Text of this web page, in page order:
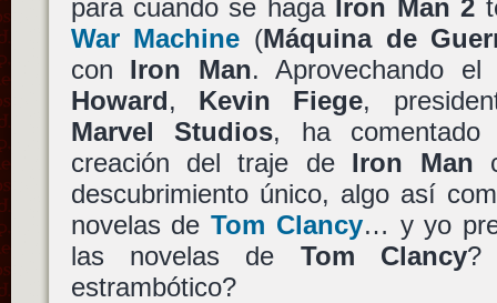
para cuando se haga Iron Man 2
War Machine (Máquina de
con Iron Man. Aprovechando
Howard, Kevin Fiege,
Marvel Studios, ha comentado
creación del traje de Iron Man
descubrimiento único, algo así
novelas deTom Clancy… y yo
las novelas de Tom Clancy?
estrambótico?